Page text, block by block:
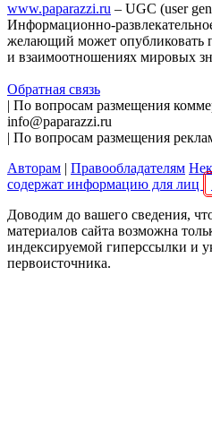
www.paparazzi.ru – UGC (user
Информационно-
желающий может опубликовать
и взаимоотношениях мировых
Обратная связь
| По вопросам размещения
info@paparazzi.ru
| По вопросам размещения
Авторам | Правообладателям
содержат информацию для лиц
Доводим до вашего сведения,
материалов сайта возможна
индексируемой гиперссылки и
первоисточника.